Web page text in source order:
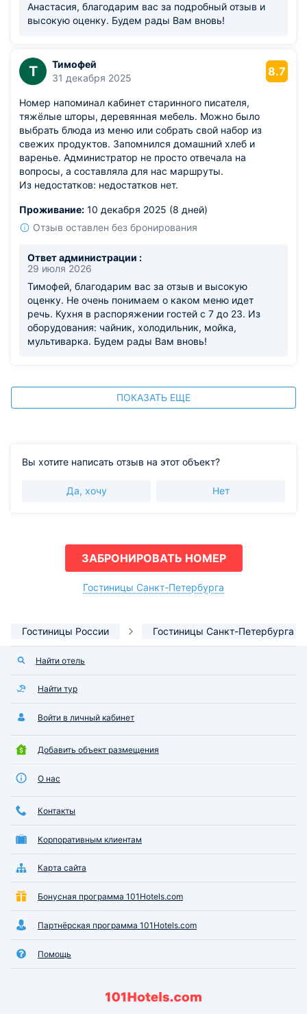
Анастасия, благодарим вас за подробный отзыв и
высокую оценку. Будем рады Вам вновь!
Т
Тимофей
31 декабря 2025
8.7
Номер напоминал кабинет старинного писателя,
тяжёлые шторы, деревянная мебель. Можно было
выбрать блюда из меню или собрать свой набор из
свежих продуктов. Запомнился домашний хлеб и
варенье. Администратор не просто отвечала на
вопросы, а составляла для нас маршруты.
Из недостатков: недостатков нет.
Проживание: 10 декабря 2025 (8 дней)
Отзыв оставлен без бронирования
Ответ администрации :
29 июля 2026
Тимофей, благодарим вас за отзыв и высокую
оценку. Не очень понимаем о каком меню идет
речь. Кухня в распоряжении гостей с 7 до 23. Из
оборудования: чайник, холодильник, мойка,
мультиварка. Будем рады Вам вновь!
ПОКАЗАТЬ ЕЩЕ
Вы хотите написать отзыв на этот объект?
Да, хочу Нет
ЗАБРОНИРОВАТЬ НОМЕР
Гостиницы Санкт-Петербурга
Гостиницы России Гостиницы Санкт-Петербурга
Найти отель
Найти тур
Войти в личный кабинет
Добавить объект размещения
О нас
Контакты
Корпоративным клиентам
Карта сайта
Бонусная программа 101Hotels.com
Партнёрская программа 101Hotels.com
Помощь